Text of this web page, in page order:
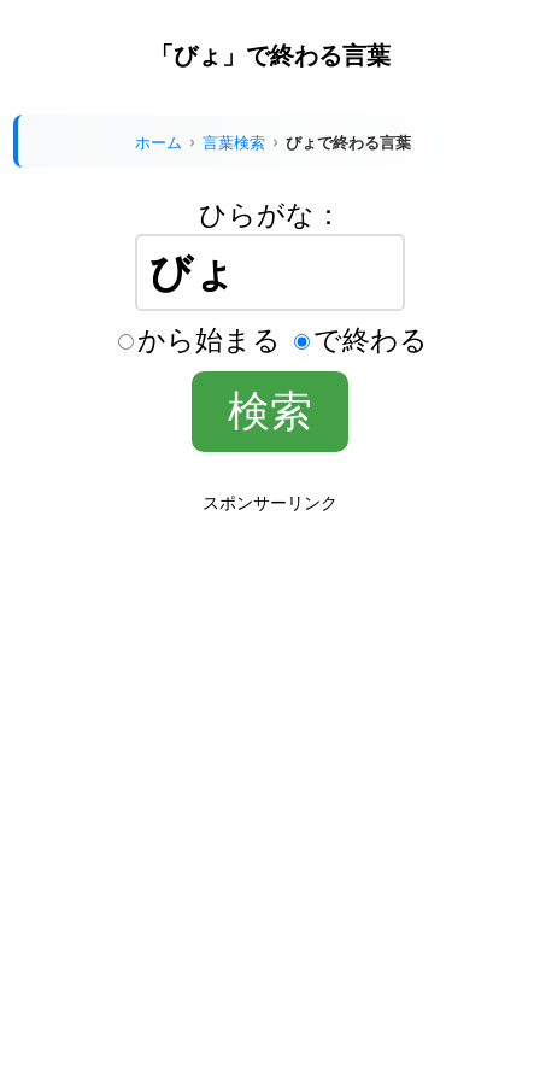
「びょ」で終わる言葉
ホーム 言葉検索 びょで終わる言葉
ひらがな：
から始まる で終わる
スポンサーリンク